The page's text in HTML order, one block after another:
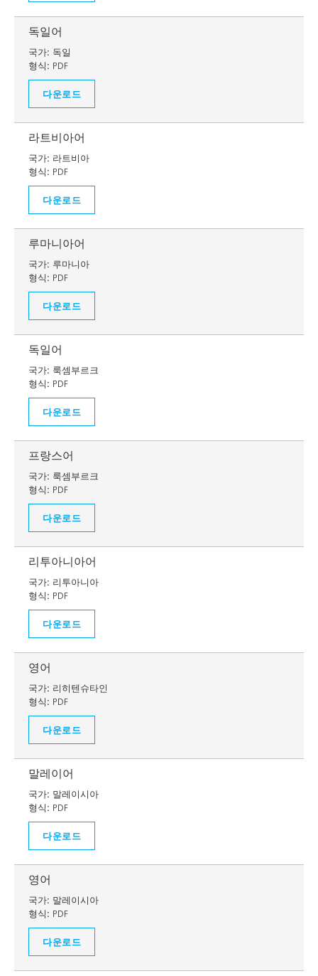
독일어
국가: 독일
형식: PDF
다운로드
라트비아어
국가: 라트비아
형식: PDF
다운로드
루마니아어
국가: 루마니아
형식: PDF
다운로드
독일어
국가: 룩셈부르크
형식: PDF
다운로드
프랑스어
국가: 룩셈부르크
형식: PDF
다운로드
리투아니아어
국가: 리투아니아
형식: PDF
다운로드
영어
국가: 리히텐슈타인
형식: PDF
다운로드
말레이어
국가: 말레이시아
형식: PDF
다운로드
영어
국가: 말레이시아
형식: PDF
다운로드